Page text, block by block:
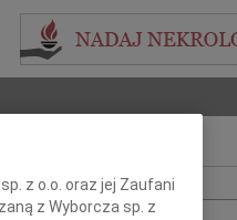
lub numer ogłoszenia:
z o.o. oraz jej Zaufani
z Wyborcza sp. z